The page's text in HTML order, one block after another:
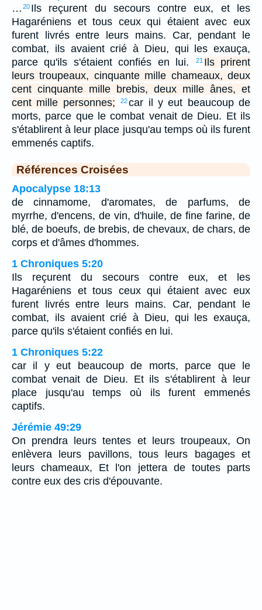
… 20 Ils reçurent du secours contre eux, et les
Hagaréniens et tous ceux qui étaient avec eux
furent livrés entre leurs mains. Car, pendant le
combat, ils avaient crié à Dieu, qui les exauça,
parce qu'ils s'étaient confiés en lui.
21 Ils prirent
leurs troupeaux, cinquante mille chameaux, deux
cent cinquante mille brebis, deux mille ânes, et
cent mille personnes;
22car il y eut beaucoup de
morts, parce que le combat venait de Dieu. Et ils
s'établirent à leur place jusqu'au temps où ils furent
emmenés captifs.
Références Croisées
Apocalypse 18:13
de cinnamome, d'aromates, de parfums, de
myrrhe, d'encens, de vin, d'huile, de fine farine, de
blé, de boeufs, de brebis, de chevaux, de chars, de
corps et d'âmes d'hommes.
1 Chroniques 5:20
Ils reçurent du secours contre eux, et les
Hagaréniens et tous ceux qui étaient avec eux
furent livrés entre leurs mains. Car, pendant le
combat, ils avaient crié à Dieu, qui les exauça,
parce qu'ils s'étaient confiés en lui.
1 Chroniques 5:22
car il y eut beaucoup de morts, parce que le
combat venait de Dieu. Et ils s'établirent à leur
place jusqu'au temps où ils furent emmenés
captifs.
Jérémie 49:29
On prendra leurs tentes et leurs troupeaux, On
enlèvera leurs pavillons, tous leurs bagages et
leurs chameaux, Et l'on jettera de toutes parts
contre eux des cris d'épouvante.